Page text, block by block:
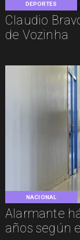
DEPORTES
Claudio
de Vozinha
NACIONAL
Alarmante
años según